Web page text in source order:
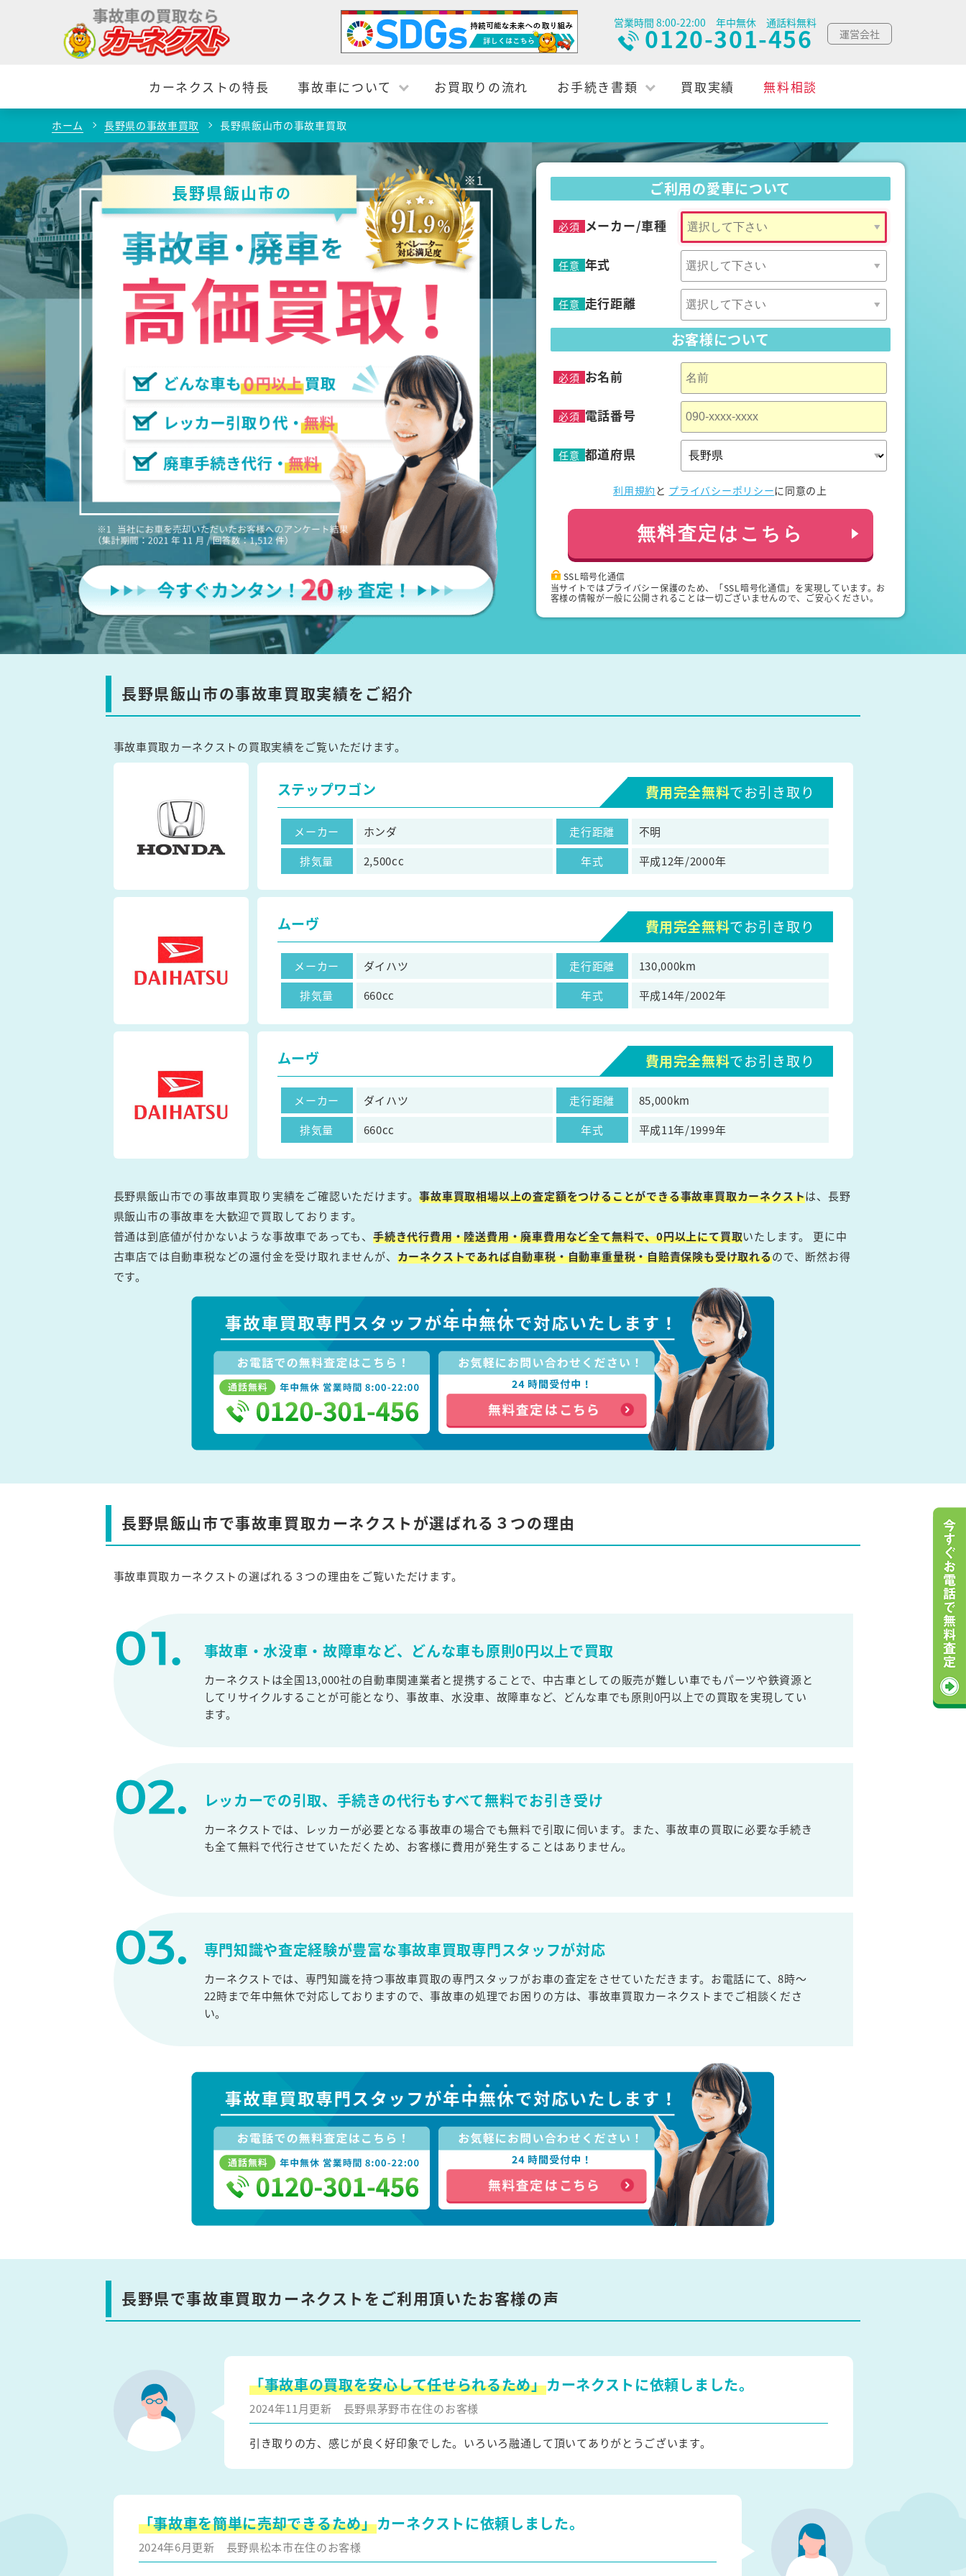
営業時間 8:00-22:00 年中無休 通話料無料
0120-301-456 運営会社
カーネクストの特長 事故車について お買取りの流れ お手続き書類 買取実績 無料相談
ホーム 長野県の事故車買取 長野県飯山市の事故車買取
長野県飯山市の ご利用の愛車について
必須 メーカー/車種
任意 年式
任意 走行距離
お客様について
必須 お名前
必須 電話番号
任意 都道府県
利用規約 と プライバシーポリシーに同意の上
無料査定はこちら
SSL暗号化通信
当サイトではプライバシー保護のため、「SSL暗号化通信」を実現しています。お
客様の情報が一般に公開されることは一切ございませんので、ご安心ください。
長野県飯山市の事故車買取実績をご紹介
事故車買取カーネクストの買取実績をご覧いただけます。
ステップワゴン 費用完全無料でお引き取り
メーカー ホンダ 走行距離
不明
排気量
2,500cc 年式 平成12年/2000年
ムーヴ 費用完全無料でお引き取り
メーカー ダイハツ 走行距離
130,000km
排気量
660cc 年式 平成14年/2002年
ムーヴ 費用完全無料でお引き取り
メーカー ダイハツ 走行距離
85,000km
排気量
660cc 年式 平成11年/1999年
長野県飯山市での事故車買取り実績をご確認いただけます。事故車買取相場以上の査定額をつけることができる事故車買取カーネクストは、長野
県飯山市の事故車を大歓迎で買取しております。
普通は到底値が付かないような事故車であっても、 手続き代行費用・陸送費用・廃車費用など全て無料で、0円以上にて買取いたします。 更に中
古車店では自動車税などの還付金を受け取れませんが、 カーネクストであれば自動車税・自動車重量税・自賠責保険も受け取れるので、断然お得
です。
長野県飯山市で事故車買取カーネクストが選ばれる３つの理由
事故車買取カーネクストの選ばれる３つの理由をご覧いただけます。
事故車・水没車・故障車など、どんな車も原則0円以上で買取
カーネクストは全国13,000社の自動車関連業者と提携することで、中古車としての販売が難しい車でもパーツや鉄資源と
してリサイクルすることが可能となり、事故車、水没車、故障車など、どんな車でも原則0円以上での買取を実現してい
ます。
レッカーでの引取、手続きの代行もすべて無料でお引き受け
カーネクストでは、レッカーが必要となる事故車の場合でも無料で引取に伺います。また、事故車の買取に必要な手続き
も全て無料で代行させていただくため、お客様に費用が発生することはありません。
専門知識や査定経験が豊富な事故車買取専門スタッフが対応
カーネクストでは、専門知識を持つ事故車買取の専門スタッフがお車の査定をさせていただきます。お電話にて、8時～
22時まで年中無休で対応しておりますので、事故車の処理でお困りの方は、事故車買取カーネクストまでご相談くださ
い。
長野県で事故車買取カーネクストをご利用頂いたお客様の声
「事故車の買取を安心して任せられるため」カーネクストに依頼しました。
2024年11月更新 長野県茅野市在住のお客様
引き取りの方、感じが良く好印象でした。いろいろ融通して頂いてありがとうございます。
「事故車を簡単に売却できるため」カーネクストに依頼しました。
2024年6月更新 長野県松本市在住のお客様